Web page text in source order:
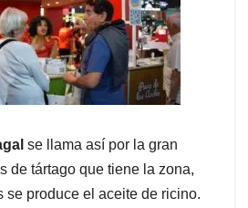
se llama así por la gran
de tártago que tiene la zona,
se produce el aceite de ricino.